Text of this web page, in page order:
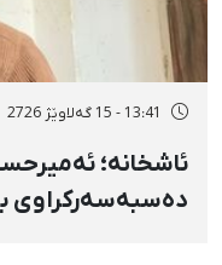
13:41 - 15 گەلاوێژ 2726
ئاشخانە؛
دەسبەسەرکراوی